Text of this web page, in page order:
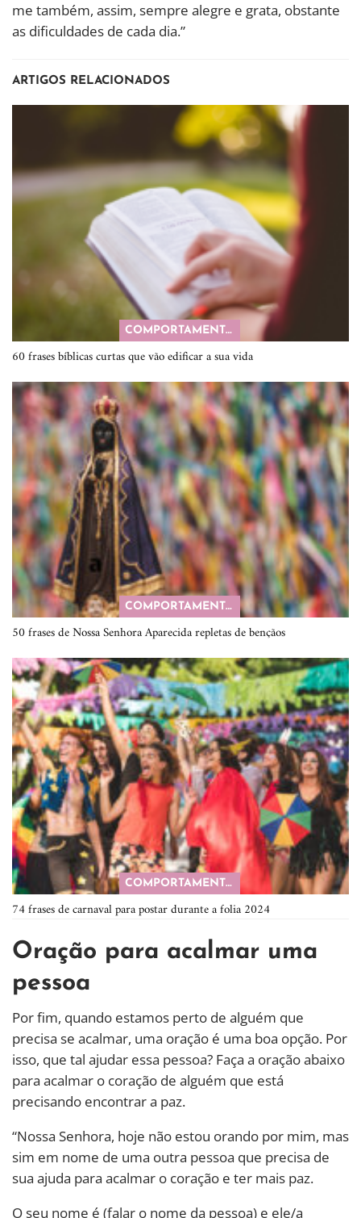
me também, assim, sempre alegre e grata, obstante
as dificuldades de cada dia.”
ARTIGOS RELACIONADOS
COMPORTAMENTO
60 frases bíblicas curtas que vão edificar a sua vida
COMPORTAMENTO
50 frases de Nossa Senhora Aparecida repletas de bençãos
COMPORTAMENTO
74 frases de carnaval para postar durante a folia 2024
Oração para acalmar uma
pessoa
Por fim, quando estamos perto de alguém que
precisa se acalmar, uma oração é uma boa opção. Por
isso, que tal ajudar essa pessoa? Faça a oração abaixo
para acalmar o coração de alguém que está
precisando encontrar a paz.
“Nossa Senhora, hoje não estou orando por mim, mas
sim em nome de uma outra pessoa que precisa de
sua ajuda para acalmar o coração e ter mais paz.
O seu nome é (falar o nome da pessoa) e ele/a